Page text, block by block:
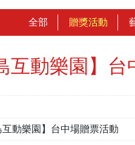
全部 贈獎活動
互動樂園】
互動樂園】台中場贈票活動